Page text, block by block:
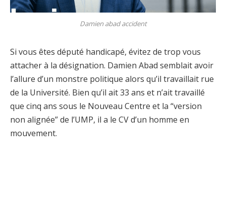
Damien abad accident
Si vous êtes député handicapé, évitez de trop vous
attacher à la désignation. Damien Abad semblait avoir
l’allure d’un monstre politique alors qu’il travaillait rue
de la Université. Bien qu’il ait 33 ans et n’ait travaillé
que cinq ans sous le Nouveau Centre et la “version
non alignée” de l’UMP, il a le CV d’un homme en
mouvement.